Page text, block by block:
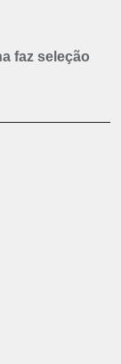
faz seleção